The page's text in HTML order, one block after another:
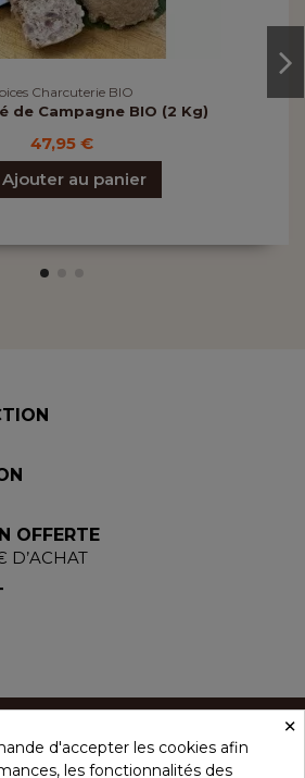
Charcuterie BIO
de Campagne BIO (2 Kg)
47,95 €
Ajouter au panier
OFFERTE
D’ACHAT
×
d'accepter les cookies afin
les fonctionnalités des